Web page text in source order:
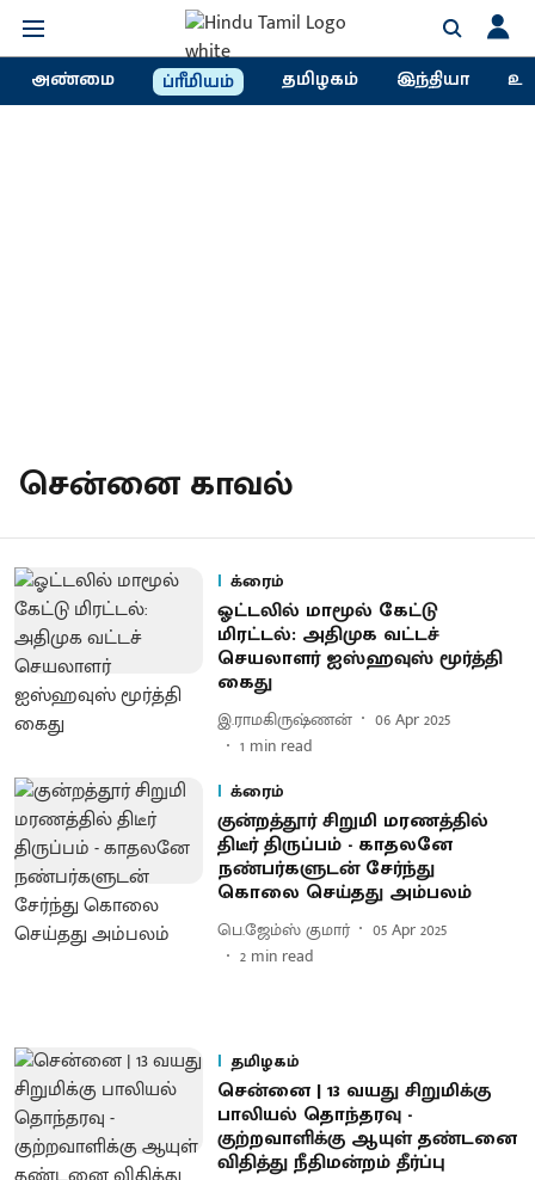
அண்மை ப்ரீமியம் தமிழகம் இந்தியா
சென்னை காவல்
க்ரைம்
ஓட்டலில் மாமூல் கேட்டு
மிரட்டல்: அதிமுக வட்டச்
செயலாளர் ஐஸ்ஹவுஸ் மூர்த்தி
கைது
இ.ராமகிருஷ்ணன்
06 Apr 2025
1 min read
க்ரைம்
குன்றத்தூர் சிறுமி மரணத்தில்
திடீர் திருப்பம் - காதலனே
நண்பர்களுடன் சேர்ந்து
கொலை செய்தது அம்பலம்
பெ.ஜேம்ஸ் குமார்
05 Apr 2025
2 min read
தமிழகம்
சென்னை | 13 வயது சிறுமிக்கு
பாலியல் தொந்தரவு -
குற்றவாளிக்கு ஆயுள் தண்டனை
விதித்து நீதிமன்றம் தீர்ப்பு